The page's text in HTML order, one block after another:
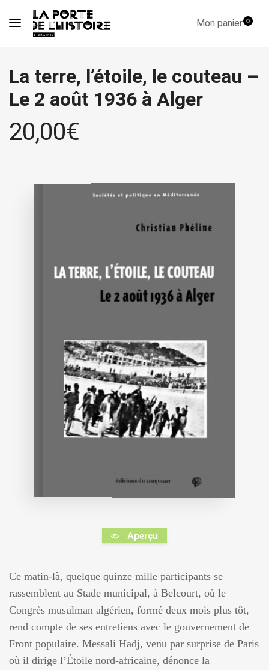
Mon panier0
La terre, l’étoile, le couteau –
Le 2 août 1936 à Alger
20,00€
Aperçu
Ce matin-là, quelque quinze mille participants se
rassemblent au Stade municipal, à Belcourt, où le
Congrès musulman algérien, formé deux mois plus tôt,
rend compte de ses entretiens avec le gouvernement de
Front populaire. Messali Hadj, venu par surprise de Paris
où il dirige l’Étoile nord-africaine, dénonce la